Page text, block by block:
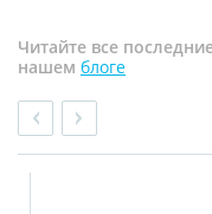
Читайте все
нашем блоге